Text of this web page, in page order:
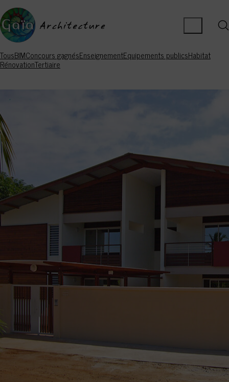
TousBIMConcours gagnésEnseignementEquipements publicsHabitat
RénovationTertiaire